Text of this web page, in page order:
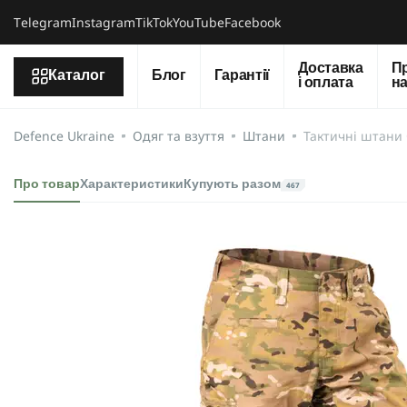
ТelegramInstagramTikTokYouTubeFacebook
Каталог Блог Гарантії
Доставка
і оплата
Defence Ukraine Одяг та взуття Штани Тактичні
Про товарХарактеристики Купують разом 467